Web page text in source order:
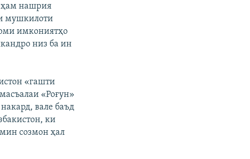
ҳам нашрия
мушкилоти
имкониятҳо
низ ба ин
«гашти
«Роғун»
вале баъд
ки
созмон ҳал